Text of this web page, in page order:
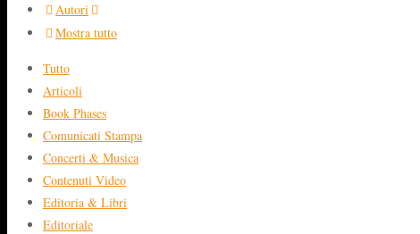
Autori
Mostra tutto
Tutto
Articoli
Book Phases
Comunicati Stampa
Concerti & Musica
Contenuti Video
Editoria & Libri
Editoriale